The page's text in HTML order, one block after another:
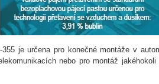
je určena pro konečné montáže v
nebo pro montáž